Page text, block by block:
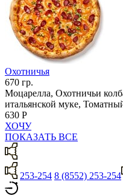
Охотничья
670 гр.
Моцарелла, Охотничьи
итальянской муке,
630 Р
ХОЧУ
ПОКАЗАТЬ ВСЕ
253-254 8 (8552) 253-254